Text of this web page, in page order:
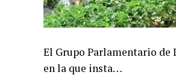
El Grupo Parlamentario de
en la que insta…